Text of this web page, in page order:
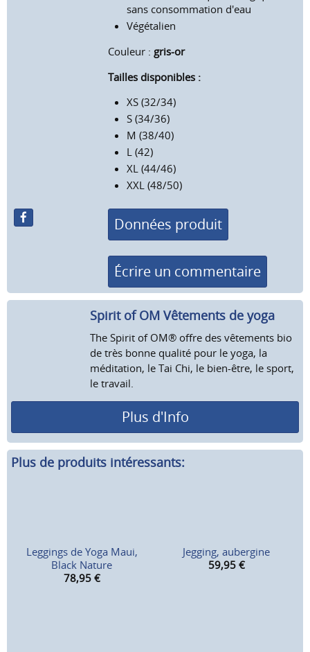
sans consommation d'eau
Végétalien
Couleur : gris-or
Tailles disponibles :
XS (32/34)
S (34/36)
M (38/40)
L (42)
XL (44/46)
XXL (48/50)
Données produit
Écrire un commentaire
Spirit of OM Vêtements de yoga
The Spirit of OM® offre des vêtements bio
de très bonne qualité pour le yoga, la
méditation, le Tai Chi, le bien-être, le sport,
le travail.
Plus d'Info
Plus de produits intéressants:
Leggings de Yoga Maui,
Black Nature
78,95 €
Jegging, aubergine
59,95 €